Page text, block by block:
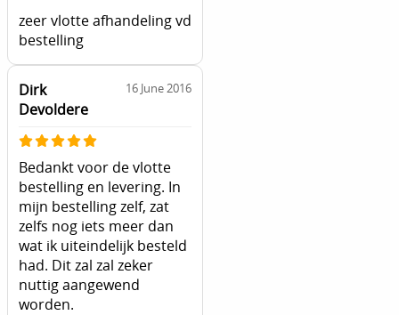
zeer vlotte afhandeling vd
bestelling
Dirk
Devoldere
16 June 2016
Bedankt voor de vlotte
bestelling en levering. In
mijn bestelling zelf, zat
zelfs nog iets meer dan
wat ik uiteindelijk besteld
had. Dit zal zal zeker
nuttig aangewend
worden.